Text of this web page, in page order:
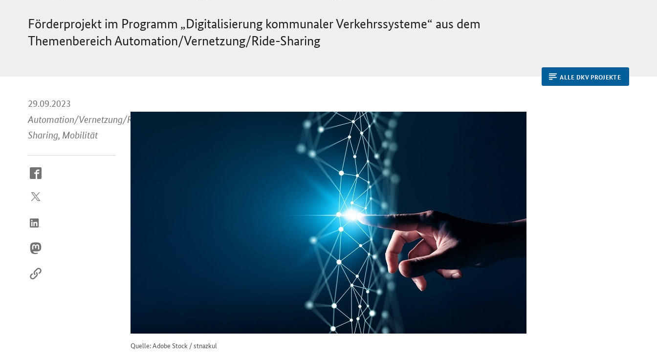
Förderprojekt im Programm „Digitalisierung kommunaler Verkehrssysteme“ aus dem
Themenbereich Automation/Vernetzung/Ride-Sharing
ALLE DKV PROJEKTE
29.09.2023
Automation/Vernetzung/Ride-
Sharing, Mobilität
So
Sie
Internet
Quelle: Adobe Stock / stnazkul